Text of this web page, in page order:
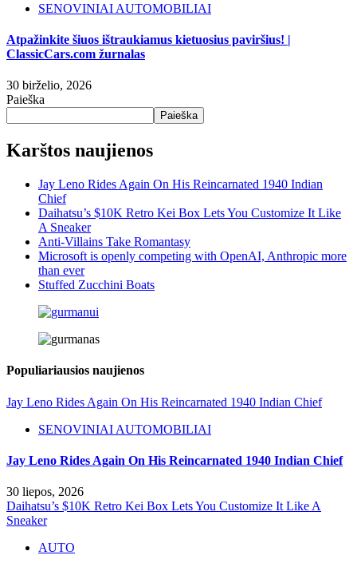
SENOVINIAI AUTOMOBILIAI
Atpažinkite šiuos ištraukiamus kietuosius paviršius! |
ClassicCars.com žurnalas
30 birželio, 2026
Paieška
Paieška
Karštos naujienos
Jay Leno Rides Again On His Reincarnated 1940 Indian
Chief
Daihatsu’s $10K Retro Kei Box Lets You Customize It Like
A Sneaker
Anti-Villains Take Romantasy
Microsoft is openly competing with OpenAI, Anthropic more
than ever
Stuffed Zucchini Boats
Populiariausios naujienos
Jay Leno Rides Again On His Reincarnated 1940 Indian Chief
SENOVINIAI AUTOMOBILIAI
Jay Leno Rides Again On His Reincarnated 1940 Indian Chief
30 liepos, 2026
Daihatsu’s $10K Retro Kei Box Lets You Customize It Like A
Sneaker
AUTO